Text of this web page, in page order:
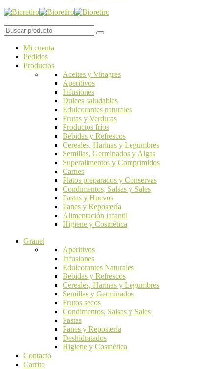
Mi cuenta
Pedidos
Productos
Aceites y Vinagres
Aperitivos
Infusiones
Dulces saludables
Edulcorantes naturales
Frutas y Verduras
Productos fríos
Bebidas y Refrescos
Cereales, Harinas y Legumbres
Semillas, Germinados y Algas
Superalimentos y Comprimidos
Carnes
Platos preparados y Conservas
Condimentos, Salsas y Sales
Pastas y Huevos
Panes y Repostería
Alimentación infantil
Higiene y Cosmética
Granel
Aperitivos
Infusiones
Edulcorantes Naturales
Bebidas y Refrescos
Cereales, Harinas y Legumbres
Semillas y Germinados
Frutos secos
Condimentos, Salsas y Sales
Pastas
Panes y Repostería
Deshidratados
Higiene y Cosmética
Contacto
Carrito